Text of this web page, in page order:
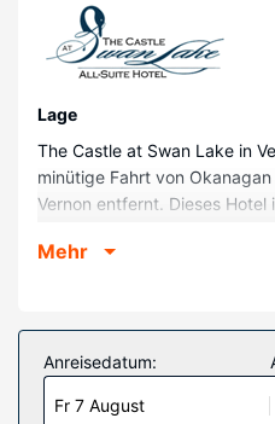
Lage
The Castle at Swan Lake in
minütige Fahrt von
Vernon entfernt. Dieses
Resort entfernt.
Fühl dich in einem der 44
Kamine und einen
Hause. Die Zimmer haben
den Küchen finden sich
Mehr
Anreisedatum:
Fr 7 August